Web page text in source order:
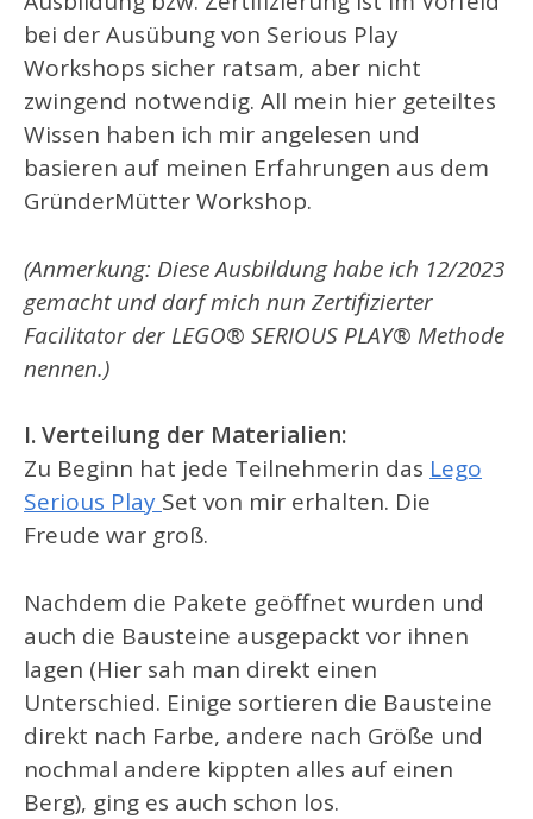
bei der Ausübung von Serious Play
Workshops sicher ratsam, aber nicht
zwingend notwendig. All mein hier geteiltes
Wissen haben ich mir angelesen und
basieren auf meinen Erfahrungen aus dem
GründerMütter Workshop.
(Anmerkung: Diese Ausbildung habe ich 12/2023
gemacht und darf mich nun Zertifizierter
Facilitator der LEGO® SERIOUS PLAY® Methode
nennen.)
I. Verteilung der Materialien:
Zu Beginn hat jede Teilnehmerin das Lego
Serious Play Set von mir erhalten. Die
Freude war groß.
Nachdem die Pakete geöffnet wurden und
auch die Bausteine ausgepackt vor ihnen
lagen (Hier sah man direkt einen
Unterschied. Einige sortieren die Bausteine
direkt nach Farbe, andere nach Größe und
nochmal andere kippten alles auf einen
Berg), ging es auch schon los.